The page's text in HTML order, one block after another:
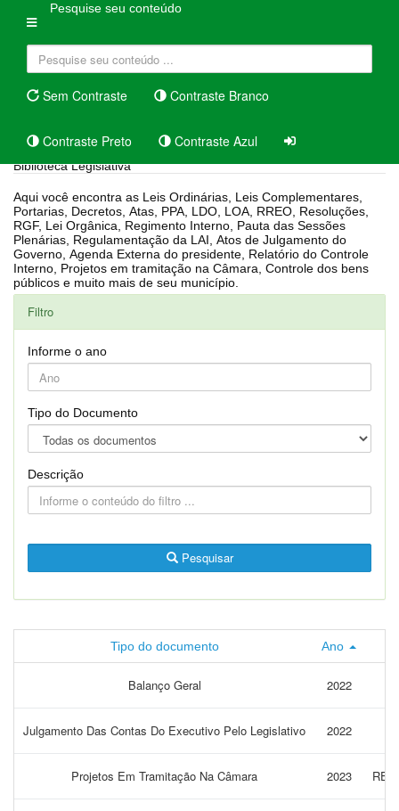
Pesquise seu conteúdo
Sem Contraste Contraste Branco
Contraste Preto Contraste Azul
Biblioteca Legislativa
Aqui você encontra as Leis Ordinárias, Leis Complementares,
Portarias, Decretos, Atas, PPA, LDO, LOA, RREO, Resoluções,
RGF, Lei Orgânica, Regimento Interno, Pauta das Sessões
Plenárias, Regulamentação da LAI, Atos de Julgamento do
Governo, Agenda Externa do presidente, Relatório do Controle
Interno, Projetos em tramitação na Câmara, Controle dos bens
públicos e muito mais de seu município.
Filtro
Informe o ano
Tipo do Documento
Descrição
Pesquisar
Tipo do documento Ano
Balanço Geral 2022
Julgamento Das Contas Do Executivo Pelo Legislativo 2022
Projetos Em Tramitação Na Câmara 2023